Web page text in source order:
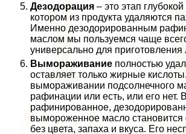
Дезодорация – это этап
котором из продукта удаляются
Именно дезодорированным
маслом мы пользуемся чаще
универсально для
Вымораживание полностью
оставляет только жирные
вымораживании подсолнечного
рафинации или есть, или его нет.
рафинированное,
вымороженное масло
без цвета, запаха и вкуса. Его